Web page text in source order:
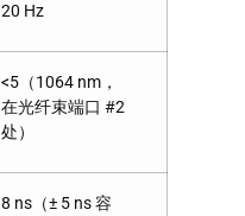
20 Hz
<5（1064 nm，
在光纤束端口 #2
处）
8 ns（± 5 ns 容